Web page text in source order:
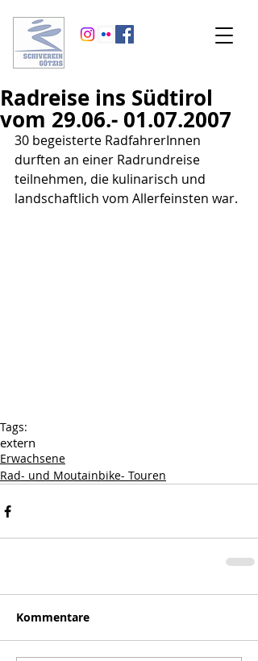
Radreise ins Südtirol
vom 29.06.- 01.07.2007
30 begeisterte RadfahrerInnen
durften an einer Radrundreise
teilnehmen, die kulinarisch und
landschaftlich vom Allerfeinsten war.
Tags:
extern
Erwachsene
Rad- und Moutainbike- Touren
Kommentare